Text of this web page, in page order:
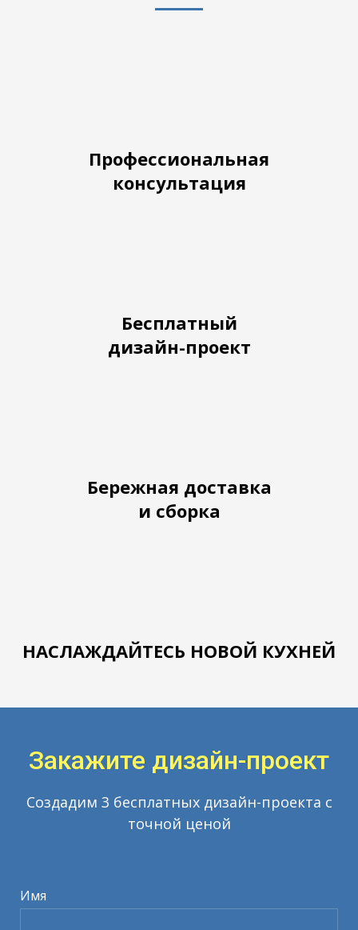
Профессиональная
консультация
Бесплатный
дизайн-проект
Бережная доставка
и сборка
НАСЛАЖДАЙТЕСЬ НОВОЙ КУХНЕЙ
Закажите дизайн-проект
Создадим 3 бесплатных дизайн-проекта с
точной ценой
Имя